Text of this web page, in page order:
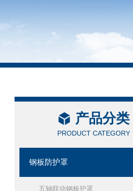
产品分类
PRODUCT CATEGORY
钢板防护罩
五轴联动钢板护罩